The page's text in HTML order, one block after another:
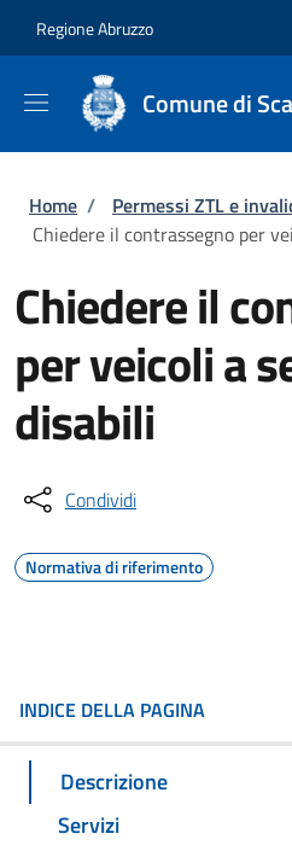
Regione Abruzzo
Comune di
Briciole di pane
Home / Permessi ZTL e
Chiedere il contrassegno per
Chiedere il
per veicoli a
disabili
Condividi
Normativa di riferimento
INDICE DELLA PAGINA
Descrizione
Servizi